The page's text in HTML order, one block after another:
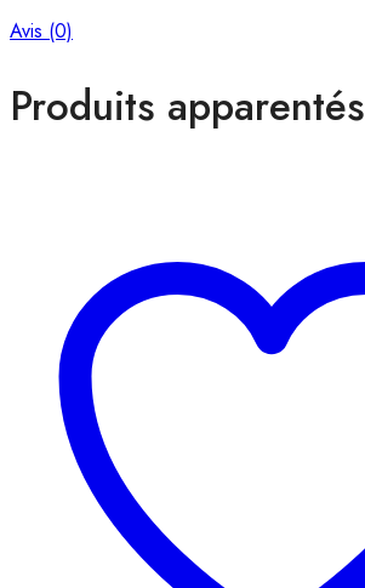
Avis (0)
Produits apparentés